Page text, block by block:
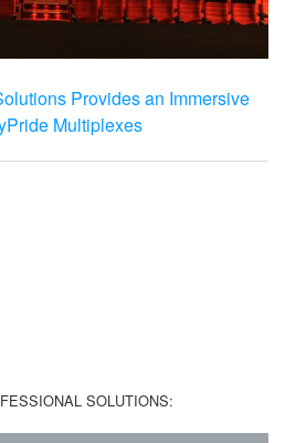
Provides an Immersive
Multiplexes
SOLUTIONS: